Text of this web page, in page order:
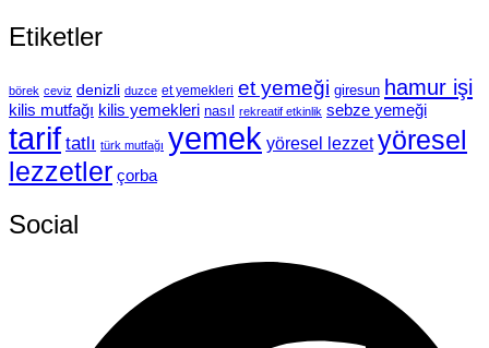
Etiketler
börek ceviz denizli duzce et yemekleri et yemeği giresun hamur işi
kilis mutfağı kilis yemekleri nasıl rekreatif etkinlik sebze yemeği
tarif tatlı türk mutfağı yemek yöresel lezzet yöresel
lezzetler çorba
Social